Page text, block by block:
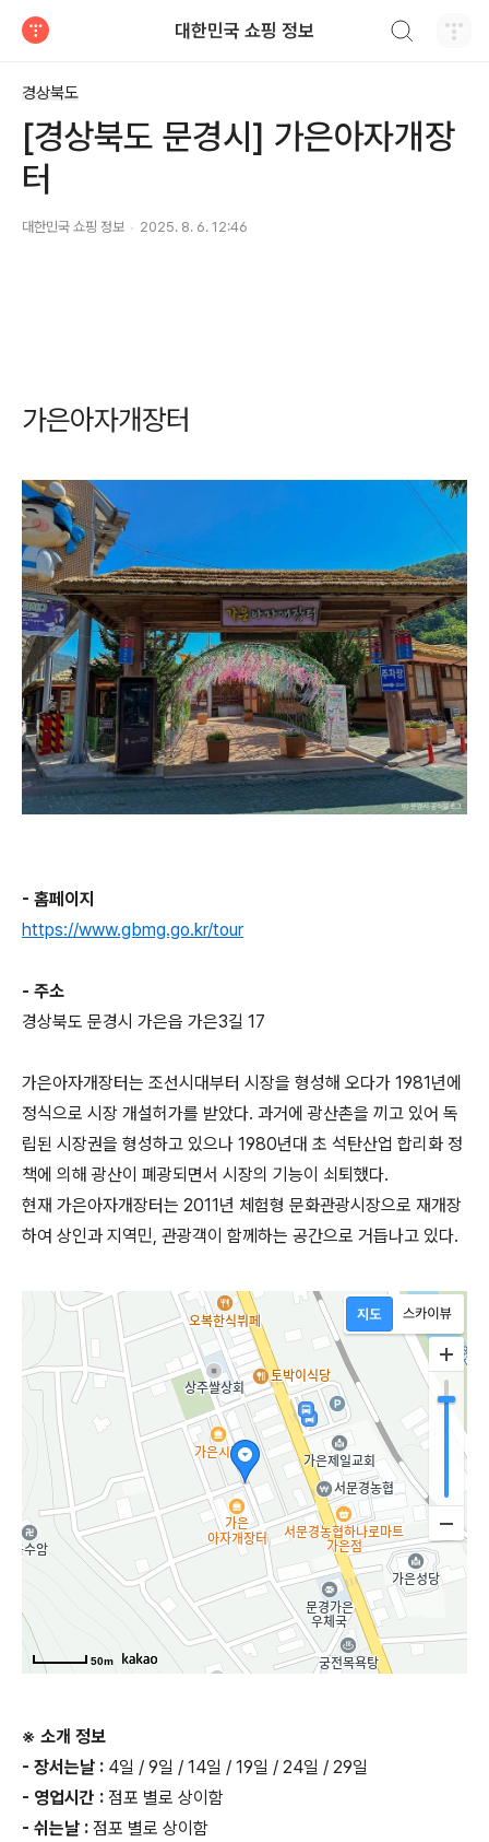
대한민국 쇼핑 정보
경상북도
[경상북도 문경시] 가은아자개장
터
대한민국 쇼핑 정보 2025. 8. 6. 12:46
가은아자개장터
- 홈페이지
https://www.gbmg.go.kr/tour
- 주소
경상북도 문경시 가은읍 가은3길 17
가은아자개장터는 조선시대부터 시장을 형성해 오다가 1981년에
정식으로 시장 개설허가를 받았다. 과거에 광산촌을 끼고 있어 독
립된 시장권을 형성하고 있으나 1980년대 초 석탄산업 합리화 정
책에 의해 광산이 폐광되면서 시장의 기능이 쇠퇴했다.
현재 가은아자개장터는 2011년 체험형 문화관광시장으로 재개장
하여 상인과 지역민, 관광객이 함께하는 공간으로 거듭나고 있다.
50m
※ 소개 정보
- 장서는날 : 4일 / 9일 / 14일 / 19일 / 24일 / 29일
- 영업시간 : 점포 별로 상이함
- 쉬는날 : 점포 별로 상이함